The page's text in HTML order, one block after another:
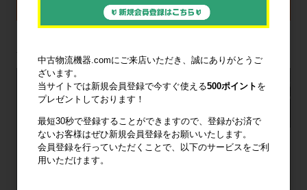
せください。
倉庫移転、物流機器の解体・撤去
のことなら
どんなことでも中古物流機器.com
中古物流機器.comにご来店いただき、誠にありがとうご
ざいます。
当サイトでは新規会員登録で今すぐ使える500ポイント を
プレゼントしております！
最短30秒で登録することができますので、登録がお済で
ないお客様はぜひ新規会員登録をお願いいたします。
会員登録を行っていただくことで、以下のサービスをご利
用いただけます。